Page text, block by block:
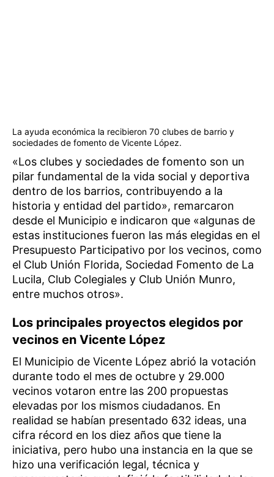
La ayuda económica la recibieron 70 clubes de barrio y
sociedades de fomento de Vicente López.
«Los clubes y sociedades de fomento son un
pilar fundamental de la vida social y deportiva
dentro de los barrios, contribuyendo a la
historia y entidad del partido», remarcaron
desde el Municipio e indicaron que «algunas de
estas instituciones fueron las más elegidas en el
Presupuesto Participativo por los vecinos, como
el Club Unión Florida, Sociedad Fomento de La
Lucila, Club Colegiales y Club Unión Munro,
entre muchos otros».
Los principales proyectos elegidos por
vecinos en Vicente López
El Municipio de Vicente López abrió la votación
durante todo el mes de octubre y 29.000
vecinos votaron entre las 200 propuestas
elevadas por los mismos ciudadanos. En
realidad se habían presentado 632 ideas, una
cifra récord en los diez años que tiene la
iniciativa, pero hubo una instancia en la que se
hizo una verificación legal, técnica y